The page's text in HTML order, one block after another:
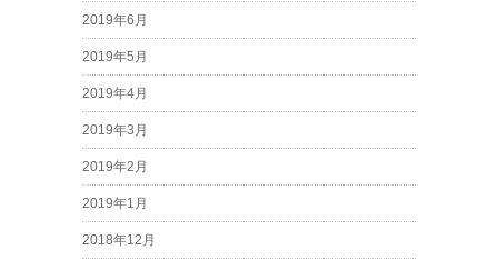
2019年6月
2019年5月
2019年4月
2019年3月
2019年2月
2019年1月
2018年12月